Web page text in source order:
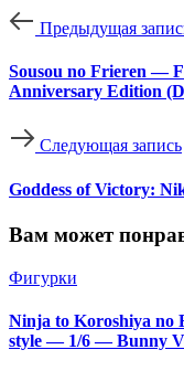
Предыдущая
Sousou no Frieren —
Anniversary Edition
Следующая запись
Goddess of Victory:
Вам может
Фигурки
Ninja to Koroshiya
style — 1/6 — Bunny